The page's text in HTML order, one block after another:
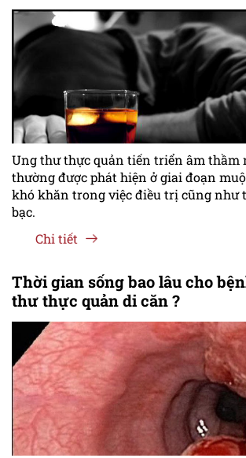
Ung thư thực quản tiến triển âm thầm
thường được phát hiện ở giai đoạn
khó khăn trong việc điều trị cũng như
bạc.
Chi tiết
Thời gian sống bao lâu cho
thư thực quản di căn ?